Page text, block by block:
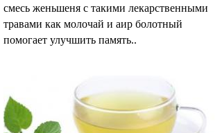
смесь женьшеня с такими лекарственными
травами как молочай и аир болотный
помогает улучшить память..